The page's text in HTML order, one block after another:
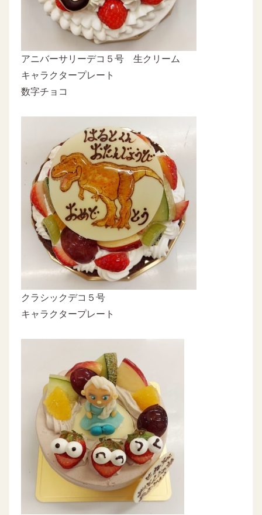
アニバーサリーデコ５号 生クリーム
キャラクタープレート
数字チョコ
クラシックデコ５号
キャラクタープレート